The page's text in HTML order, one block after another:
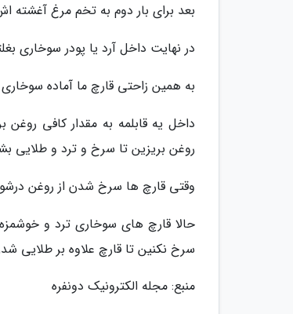
بعد برای بار دوم به تخم مرغ آغشته
در نهایت داخل آرد یا پودر سوخاری
به همین زاحتی قارچ ما آماده
داخل یه قابلمه به مقدار کافی
روغن بریزین تا سرخ و ترد و طلایی
وقتی قارچ ها سرخ شدن از روغن
حالا قارچ های سوخاری ترد و
سرخ نکنین تا قارچ علاوه بر طلایی
منبع: مجله الکترونیک دونفره